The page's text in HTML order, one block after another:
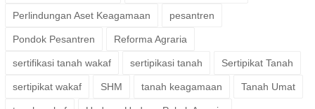
Perlindungan Aset Keagamaan pesantren
Pondok Pesantren Reforma Agraria
sertifikasi tanah wakaf sertipikasi tanah Sertipikat Tanah
sertipikat wakaf SHM tanah keagamaan Tanah Umat